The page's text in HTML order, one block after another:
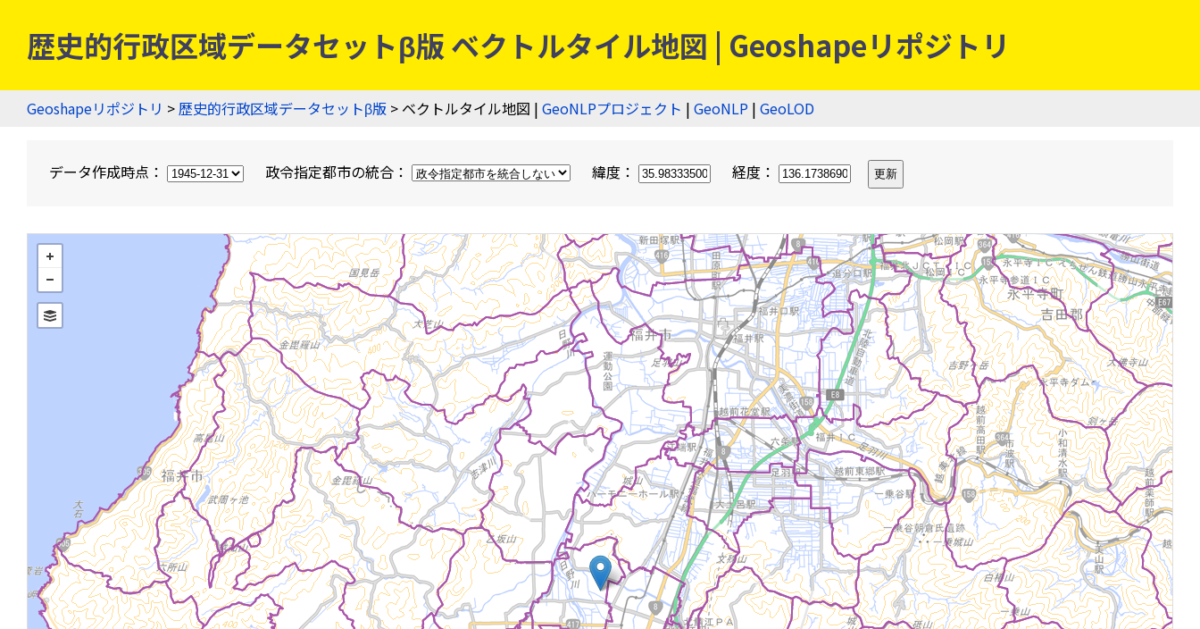
歴史的行政区域データセットβ版 ベクトルタイル地図 | Geoshapeリポジトリ
Geoshapeリポジトリ >歴史的行政区域データセットβ版 > ベクトルタイル地図 | GeoNLPプロジェクト | GeoNLP | GeoLOD
データ作成時点： 政令指定都市の統合： 緯度： 経度：